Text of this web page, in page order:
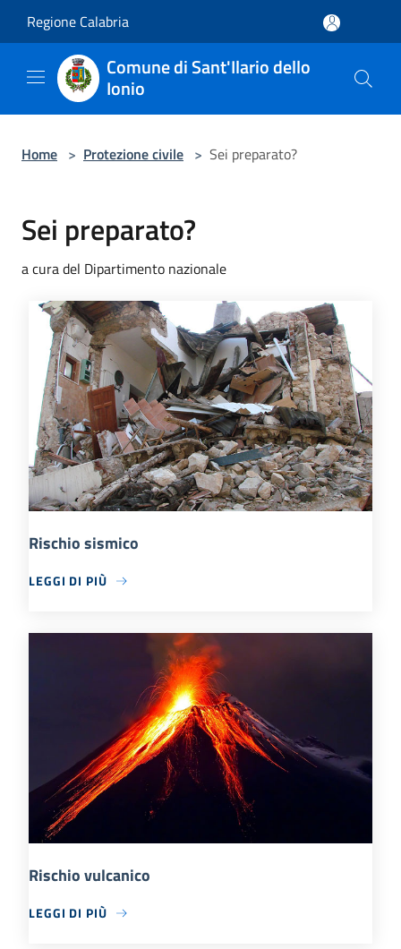
Regione Calabria
Comune di Sant'Ilario dello
Ionio
Home > Protezione civile > Sei preparato?
Sei preparato?
a cura del Dipartimento nazionale
Rischio sismico
LEGGI DI PIÙ
Rischio vulcanico
LEGGI DI PIÙ